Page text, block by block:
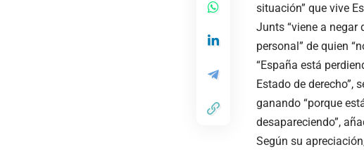
situación” que vive
Junts “viene a negar
personal” de quien
“España está
Estado de derecho”,
ganando “porque
desapareciendo”,
Según su